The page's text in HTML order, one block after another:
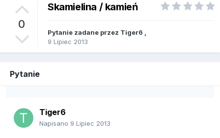
0
Skamielina / kamień
Pytanie zadane przez Tiger6
9 Lipiec 2013
Pytanie
Tiger6
Napisano 9 Lipiec 2013